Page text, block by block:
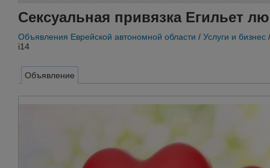
Сексуальная привязка Егильет
Объявления Еврейской автономной области / Услуги и бизнес
i14
Объявление